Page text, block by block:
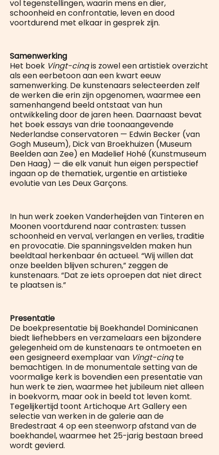
vol tegenstellingen, waarin mens en dier,
schoonheid en confrontatie, leven en dood
voortdurend met elkaar in gesprek zijn.
Samenwerking
Het boek Vingt-cinqis zowel een artistiek overzicht
als een eerbetoon aan een kwart eeuw
samenwerking. De kunstenaars selecteerden zelf
de werken die erin zijn opgenomen, waarmee een
samenhangend beeld ontstaat van hun
ontwikkeling door de jaren heen. Daarnaast bevat
het boek essays van drie toonaangevende
Nederlandse conservatoren — Edwin Becker (van
Gogh Museum), Dick van Broekhuizen (Museum
Beelden aan Zee) en Madelief Hohé (Kunstmuseum
Den Haag) — die elk vanuit hun eigen perspectief
ingaan op de thematiek, urgentie en artistieke
evolutie van Les Deux Garçons.
In hun werk zoeken Vanderheijden van Tinteren en
Moonen voortdurend naar contrasten: tussen
schoonheid en verval, verlangen en verlies, traditie
en provocatie. Die spanningsvelden maken hun
beeldtaal herkenbaar én actueel. “Wij willen dat
onze beelden blijven schuren,” zeggen de
kunstenaars. “Dat ze iets oproepen dat niet direct
te plaatsen is.”
Presentatie
De boekpresentatie bij Boekhandel Dominicanen
biedt liefhebbers en verzamelaars een bijzondere
gelegenheid om de kunstenaars te ontmoeten en
een gesigneerd exemplaar van Vingt-cinqte
bemachtigen. In de monumentale setting van de
voormalige kerk is bovendien een presentatie van
hun werk te zien, waarmee het jubileum niet alleen
in boekvorm, maar ook in beeld tot leven komt.
Tegelijkertijd toont Artichoque Art Gallery een
selectie van werken in de galerie aan de
Bredestraat 4 op een steenworp afstand van de
boekhandel, waarmee het 25-jarig bestaan breed
wordt gevierd.